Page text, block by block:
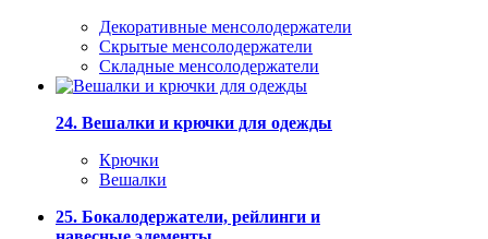
Декоративные менсолодержатели
Скрытые менсолодержатели
Складные менсолодержатели
24. Вешалки и крючки для одежды
Крючки
Вешалки
25. Бокалодержатели, рейлинги и